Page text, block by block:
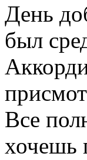
День
был
Все
хочешь